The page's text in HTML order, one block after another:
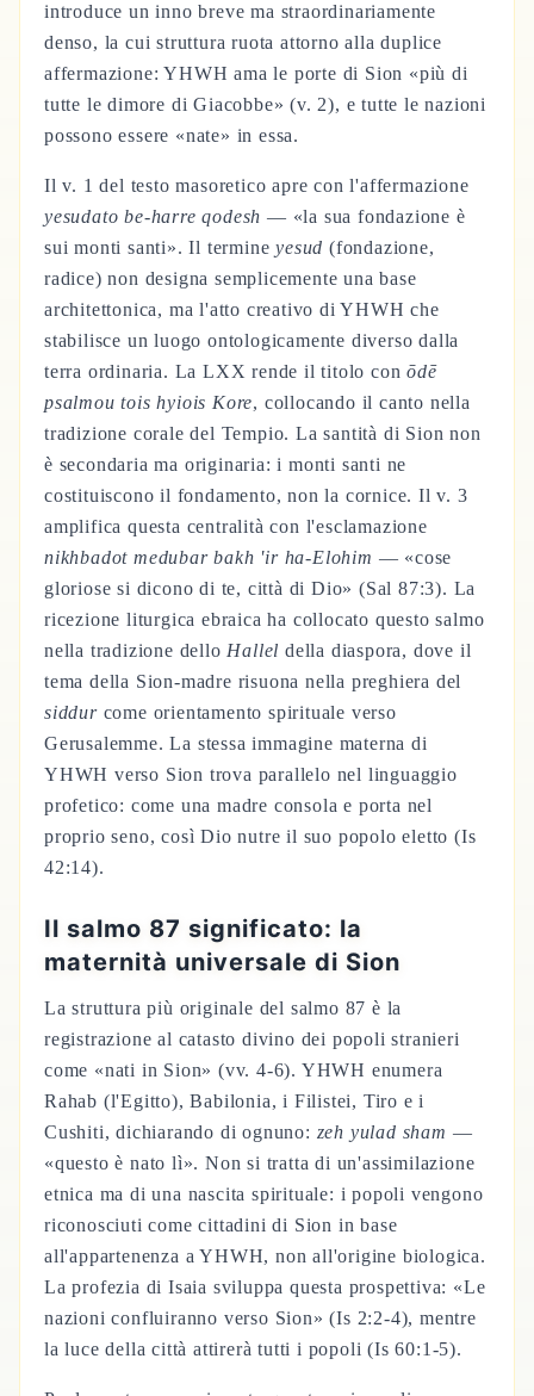
introduce un inno breve ma straordinariamente
denso, la cui struttura ruota attorno alla duplice
affermazione: YHWH ama le porte di Sion «più di
tutte le dimore di Giacobbe» (v. 2), e tutte le nazioni
possono essere «nate» in essa.
Il v. 1 del testo masoretico apre con l'affermazione
yesudato be-harre qodesh — «la sua fondazione è
sui monti santi». Il termineyesud (fondazione,
radice) non designa semplicemente una base
architettonica, ma l'atto creativo di YHWH che
stabilisce un luogo ontologicamente diverso dalla
terra ordinaria. La LXX rende il titolo conōdē
psalmou tois hyiois Kore, collocando il canto nella
tradizione corale del Tempio. La santità di Sion non
è secondaria ma originaria: i monti santi ne
costituiscono il fondamento, non la cornice. Il v. 3
amplifica questa centralità con l'esclamazione
nikhbadot medubar bakh 'ir ha-Elohim — «cose
gloriose si dicono di te, città di Dio» (Sal 87:3). La
ricezione liturgica ebraica ha collocato questo salmo
nella tradizione dello Hallel della diaspora, dove il
tema della Sion-madre risuona nella preghiera del
siddurcome orientamento spirituale verso
Gerusalemme. La stessa immagine materna di
YHWH verso Sion trova parallelo nel linguaggio
profetico: come una madre consola e porta nel
proprio seno, così Dio nutre il suo popolo eletto (Is
42:14).
Il salmo 87 significato: la
maternità universale di Sion
La struttura più originale del salmo 87 è la
registrazione al catasto divino dei popoli stranieri
come «nati in Sion» (vv. 4-6). YHWH enumera
Rahab (l'Egitto), Babilonia, i Filistei, Tiro e i
Cushiti, dichiarando di ognuno: zeh yulad sham —
«questo è nato lì». Non si tratta di un'assimilazione
etnica ma di una nascita spirituale: i popoli vengono
riconosciuti come cittadini di Sion in base
all'appartenenza a YHWH, non all'origine biologica.
La profezia di Isaia sviluppa questa prospettiva: «Le
nazioni confluiranno verso Sion» (Is 2:2-4), mentre
la luce della città attirerà tutti i popoli (Is 60:1-5).